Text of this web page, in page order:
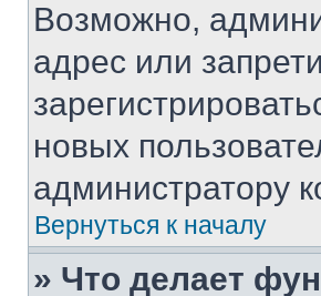
Возможно,
адрес или
новых
администратору
Вернуться к началу
» Что делает